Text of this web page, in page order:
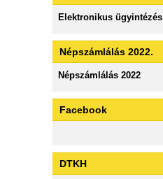
Elektronikus ügyintézés
Népszámlálás 2022.
Népszámlálás 2022
Facebook
DTKH